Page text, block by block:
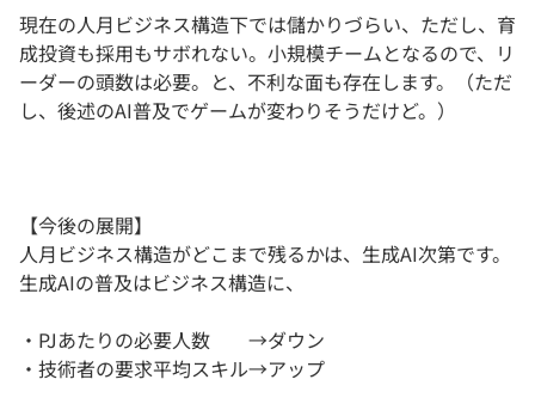
現在の人月ビジネス構造下では儲かりづらい、ただし、育
成投資も採用もサボれない。小規模チームとなるので、リ
ーダーの頭数は必要。と、不利な面も存在します。（ただ
し、後述のAI普及でゲームが変わりそうだけど。）
【今後の展開】
人月ビジネス構造がどこまで残るかは、生成AI次第です。
生成AIの普及はビジネス構造に、
・PJあたりの必要人数 →ダウン
・技術者の要求平均スキル→アップ